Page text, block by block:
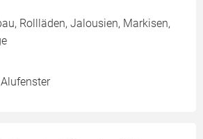
Rollläden, Jalousien, Markisen,